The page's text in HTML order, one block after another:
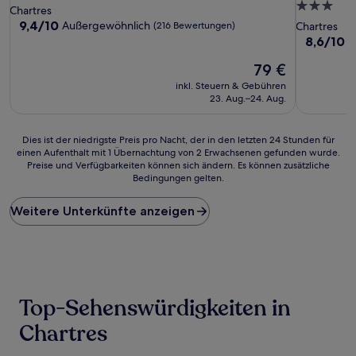
Sterne-
Unterkunft
Chartres
9.4
9,4/10 Außergewöhnlich (216 Bewertungen)
Der
Preis
beträgt
79 €
inkl. Steuern & Gebühren
23. Aug.–24. Aug.
3.0-
Sterne-
Chartres
8.6
8,6/10
Dies
ist
Preis
pro
Nacht,
24 Stunden
einen
Aufenthalt
Dies ist der niedrigste Preis pro Nacht, der in den letzten 24 Stunden für
einen Aufenthalt mit 1 Übernachtung von 2 Erwachsenen gefunden wurde.
Preise und Verfügbarkeiten können sich ändern. Es können zusätzliche
Bedingungen gelten.
Weitere Unterkünfte anzeigen
Top-Sehenswürdigkeiten in
Chartres